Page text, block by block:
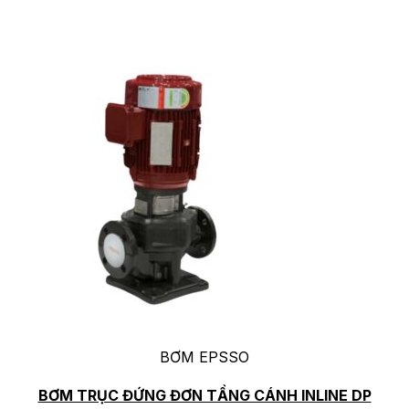
BƠM EPSSO
BƠM TRỤC ĐỨNG ĐƠN TẦNG CÁNH INLINE DP